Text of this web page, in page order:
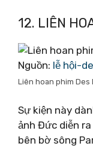
12. LIÊN
Nguồn: lễ hội-
Liên hoan phim Des
Sự kiện này
ảnh Đức diễn
bên bờ sông